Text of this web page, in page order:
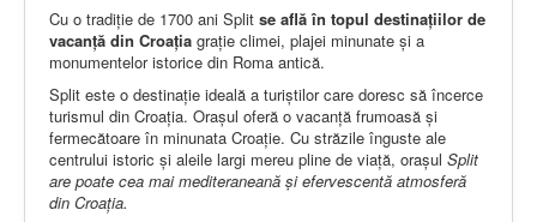
Cu o tradiție de 1700 ani Split se află în topul destinațiilor de
vacanță din Croația grație climei, plajei minunate și a
monumentelor istorice din Roma antică.
Split este o destinație ideală a turiștilor care doresc să încerce
turismul din Croația. Orașul oferă o vacanță frumoasă și
fermecătoare în minunata Croație. Cu străzile înguste ale
centrului istoric și aleile largi mereu pline de viață, orașul Split
are poate cea mai mediteraneană și efervescentă atmosferă
din Croația.